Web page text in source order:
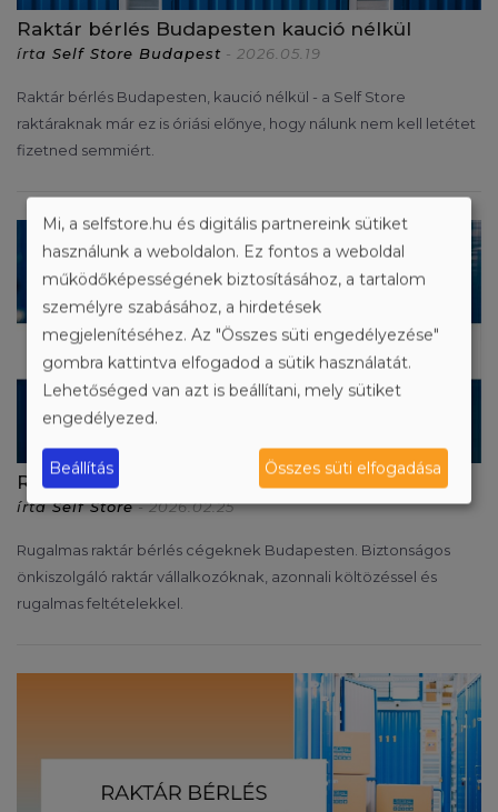
Raktár bérlés Budapesten kaució nélkül
írta Self Store Budapest - 2026.05.19
Raktár bérlés Budapesten, kaució nélkül - a Self Store
raktáraknak már ez is óriási előnye, hogy nálunk nem kell letétet
fizetned semmiért.
Raktár bérlés cégeknek Budapesten
írtaSelf Store - 2026.02.25
Rugalmas raktár bérlés cégeknek Budapesten. Biztonságos
önkiszolgáló raktár vállalkozóknak, azonnali költözéssel és
rugalmas feltételekkel.
Mi, a selfstore.hu és digitális partnereink sütiket
használunk a weboldalon. Ez fontos a weboldal
működőképességének biztosításához, a tartalom
személyre szabásához, a hirdetések
megjelenítéséhez. Az "Összes süti engedélyezése"
gombra kattintva elfogadod a sütik használatát.
Lehetőséged van azt is beállítani, mely sütiket
engedélyezed.
Beállítás Összes süti elfogadása